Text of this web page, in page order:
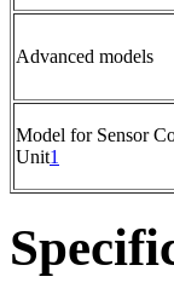
Advanced models
Model for Sensor
Unit1